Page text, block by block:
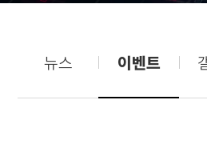
뉴스 이벤트